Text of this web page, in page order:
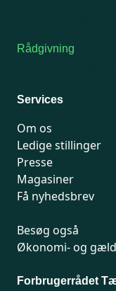
Rådgivning
Services
Om os
Ledige stillinger
Presse
Magasiner
Få nyhedsbrev
Besøg også
Økonomi- og
Forbrugerrådet